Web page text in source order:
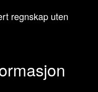
regnskap uten